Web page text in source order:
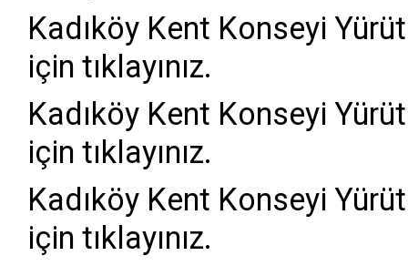
Kadıköy Kent Konseyi
için tıklayınız.
Kadıköy Kent Konseyi
için tıklayınız.
Kadıköy Kent Konseyi
için tıklayınız.